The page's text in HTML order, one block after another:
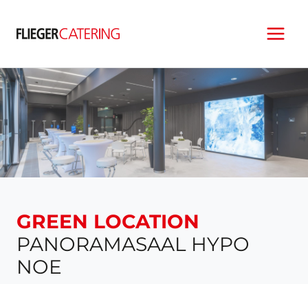
Inhalt
GREEN LOCATION
PANORAMASAAL HYPO
NOE